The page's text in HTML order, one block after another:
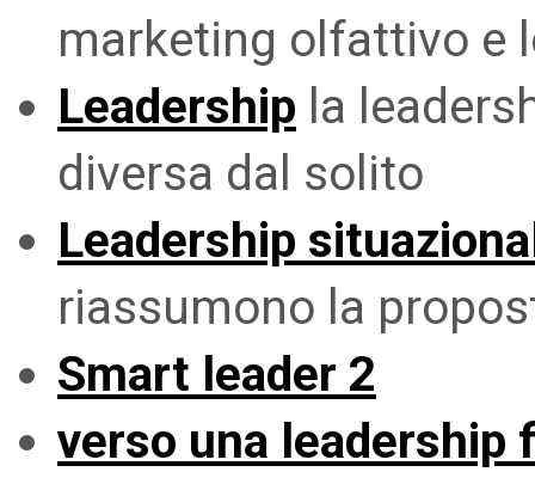
marketing olfattivo e
Leadership la
diversa dal solito
Leadership
riassumono la
Smart leader 2
verso una leadership